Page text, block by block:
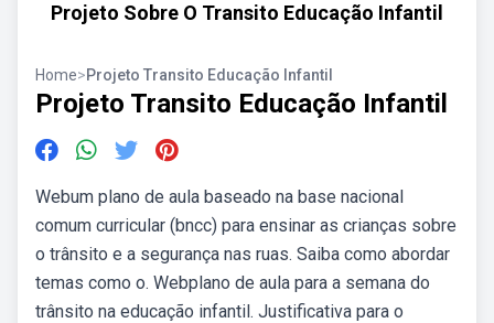
Projeto Sobre O Transito Educação Infantil
Home>Projeto Transito Educação Infantil
Projeto Transito Educação Infantil
Webum plano de aula baseado na base nacional
comum curricular (bncc) para ensinar as crianças sobre
o trânsito e a segurança nas ruas. Saiba como abordar
temas como o. Webplano de aula para a semana do
trânsito na educação infantil. Justificativa para o